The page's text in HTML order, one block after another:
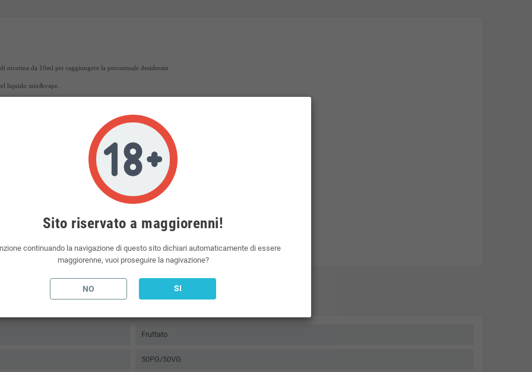
da 10ml per raggiungere la percentuale desiderata.
liquido mix&vape.
presenti sul mercato.
in base alle vostre esigenze.
e piena di gusto in qualsiasi tipo di atomizzatore e sigaretta elettronica.
otterrà un gusto intenso con una maggiore percentuale di glicerolo vegetale.
per sigarette elettroniche, aromi e basi neutre per sigaretta elettronica.
Fruttato
50PG/50VG
Sito riservato a maggiorenni!
continuando la navigazione di questo sito dichiari automaticamente di essere
maggiorenne, vuoi proseguire la nagivazione?
NO SI